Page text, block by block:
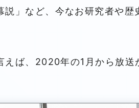
説」など、今なお研究者や
えば、2020年の1月から放